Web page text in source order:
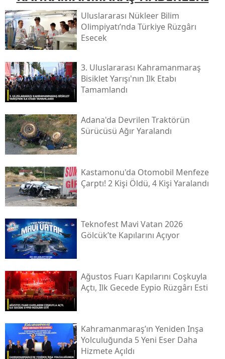
Uluslararası Nükleer Bilim
Olimpiyatı’nda Türkiye Rüzgârı
Esecek
3. Uluslararası Kahramanmaraş
Bisiklet Yarışı'nın Ilk Etabı
Tamamlandı
Adana'da Devrilen Traktörün
Sürücüsü Ağır Yaralandı
Kastamonu'da Otomobil Menfeze
Çarptı! 2 Kişi Öldü, 4 Kişi Yaralandı
Teknofest Mavi Vatan 2026
Gölcük’te Kapılarını Açıyor
Ağustos Fuarı Kapılarını Coşkuyla
Açtı, Ilk Gecede Eypio Rüzgârı Esti
Kahramanmaraş’ın Yeniden Inşa
Yolculuğunda 5 Yeni Eser Daha
Hizmete Açıldı